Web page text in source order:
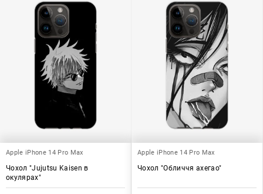
Apple iPhone 14 Pro Max
Чохол "Jujutsu Kaisen в
окулярах"
Apple iPhone 14 Pro Max
Чохол "Обличчя ахегао"